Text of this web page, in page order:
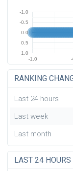
-1.0
-1.0
-0.5
0.0
0.5
1.0
RANKING
Last 24 hours
Last week
Last month
LAST 24 HOURS